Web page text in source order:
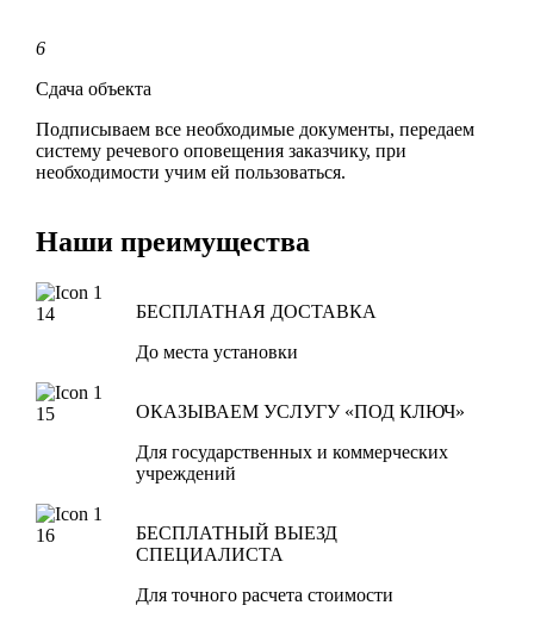
6
Сдача объекта
Подписываем все необходимые документы, передаем
систему речевого оповещения заказчику, при
необходимости учим ей пользоваться.
Наши преимущества
БЕСПЛАТНАЯ ДОСТАВКА
До места установки
ОКАЗЫВАЕМ УCЛУГУ «ПОД КЛЮЧ»
Для государственных и коммерческих
учреждений
БЕСПЛАТНЫЙ ВЫЕЗД
СПЕЦИАЛИСТА
Для точного расчета стоимости